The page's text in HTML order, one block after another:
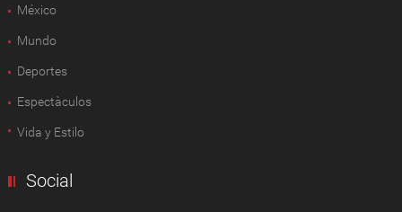
México
Mundo
Deportes
Espectàculos
Vida y Estilo
Social